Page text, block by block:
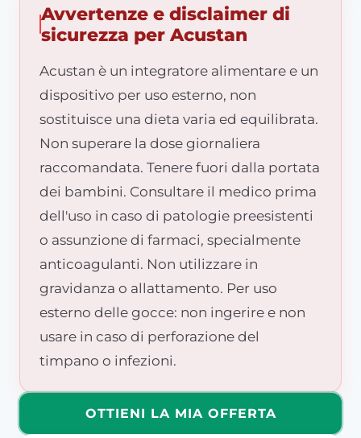
Avvertenze e disclaimer di
sicurezza per Acustan
Acustan è un integratore alimentare e un
dispositivo per uso esterno, non
sostituisce una dieta varia ed equilibrata.
Non superare la dose giornaliera
raccomandata. Tenere fuori dalla portata
dei bambini. Consultare il medico prima
dell'uso in caso di patologie preesistenti
o assunzione di farmaci, specialmente
anticoagulanti. Non utilizzare in
gravidanza o allattamento. Per uso
esterno delle gocce: non ingerire e non
usare in caso di perforazione del
timpano o infezioni.
OTTIENI LA MIA OFFERTA